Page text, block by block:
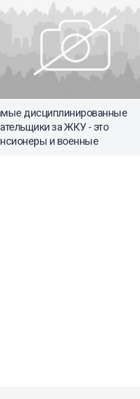
дисциплинированные
за ЖКУ - это
и военные